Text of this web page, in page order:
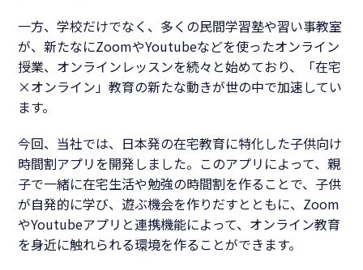
一方、学校だけでなく、多くの民間学習塾や習い事教室
が、新たなにZoomやYoutubeなどを使ったオンライン
授業、オンラインレッスンを続々と始めており、「在宅
×オンライン」教育の新たな動きが世の中で加速してい
ます。
今回、当社では、日本発の在宅教育に特化した子供向け
時間割アプリを開発しました。このアプリによって、親
子で一緒に在宅生活や勉強の時間割を作ることで、子供
が自発的に学び、遊ぶ機会を作りだすとともに、Zoom
やYoutubeアプリと連携機能によって、オンライン教育
を身近に触れられる環境を作ることができます。